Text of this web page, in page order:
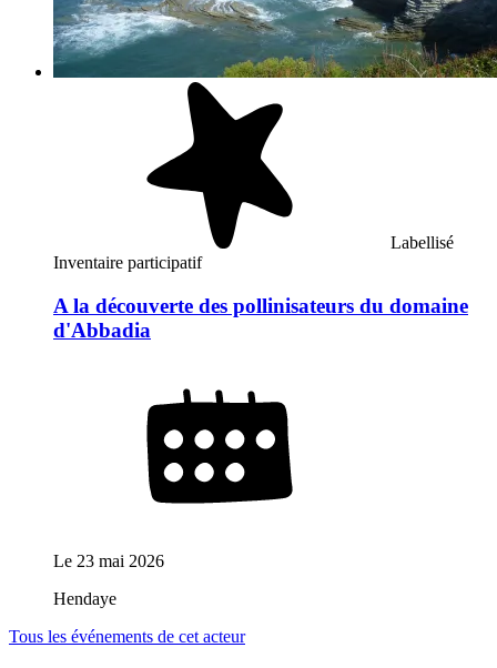
Labellisé
Inventaire participatif
A la découverte des pollinisateurs du domaine
d'Abbadia
Le 23 mai 2026
Hendaye
Tous les événements de cet acteur